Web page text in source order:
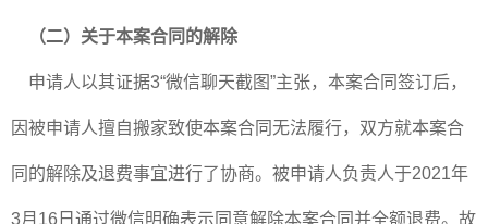
（二）关于本案合同的解除
申请人以其证据3“微信聊天截图”主张，本案合同签订后，
因被申请人擅自搬家致使本案合同无法履行，双方就本案合
同的解除及退费事宜进行了协商。被申请人负责人于2021年
3月16日通过微信明确表示同意解除本案合同并全额退费。故